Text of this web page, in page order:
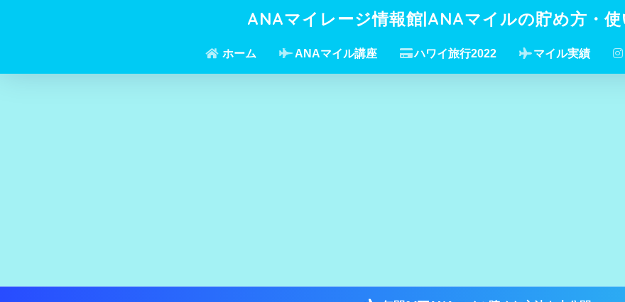
ANAマイレージ情報館|ANAマイルの貯め方・
ホーム ANAマイル講座 ハワイ旅行2022 マイル実績